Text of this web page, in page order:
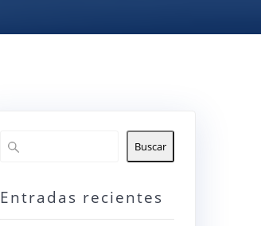
Buscar
Entradas recientes